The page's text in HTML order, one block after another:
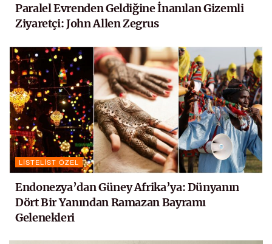
Paralel Evrenden Geldiğine İnanılan Gizemli
Ziyaretçi: John Allen Zegrus
LISTELIST ÖZEL
Endonezya’dan Güney Afrika’ya: Dünyanın
Dört Bir Yanından Ramazan Bayramı
Gelenekleri